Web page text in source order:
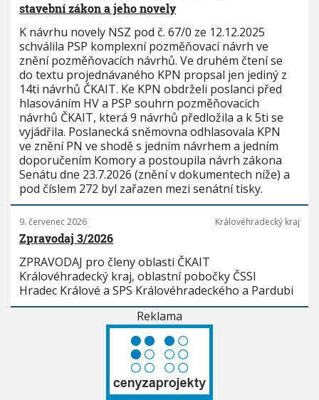
stavební zákon a jeho novely
K návrhu novely NSZ pod č. 67/0 ze 12.12.2025
schválila PSP komplexní pozměňovací návrh ve
znění pozměňovacích návrhů. Ve druhém čtení se
do textu projednávaného KPN propsal jen jediný z
14ti návrhů ČKAIT. Ke KPN obdrželi poslanci před
hlasováním HV a PSP souhrn pozměňovacích
návrhů ČKAIT, která 9 návrhů předložila a k 5ti se
vyjádřila. Poslanecká sněmovna odhlasovala KPN
ve znění PN ve shodě s jedním návrhem a jedním
doporučením Komory a postoupila návrh zákona
Senátu dne 23.7.2026 (znění v dokumentech níže) a
pod číslem 272 byl zařazen mezi senátní tisky.
9. červenec 2026 Královéhradecký kraj
Zpravodaj 3/2026
ZPRAVODAJ pro členy oblasti ČKAIT
Královéhradecký kraj, oblastní pobočky ČSSI
Hradec Králové a SPS Královéhradeckého a Pardubi
Reklama